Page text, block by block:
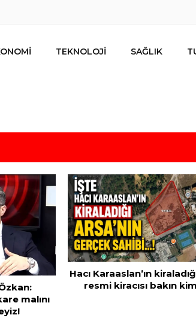
TEKNOLOJİ SAĞLIK
malını kimseye yedirmeyiz!
Ankara’dan destek istedi
malını
Hacı Karaaslan’ın
resmi kiracısı bakın